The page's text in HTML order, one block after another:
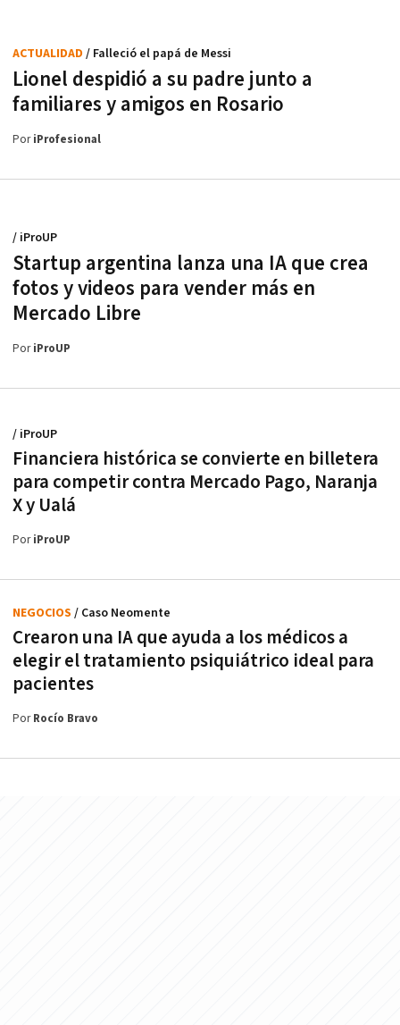
Lionel despidió a su padre junto a
familiares y amigos en Rosario
ACTUALIDAD / Falleció el papá de Messi
PoriProfesional
Startup argentina lanza una IA que crea
fotos y videos para vender más en
Mercado Libre
/ iProUP
PoriProUP
Financiera histórica se convierte en billetera
para competir contra Mercado Pago, Naranja
X y Ualá
/ iProUP
PoriProUP
Crearon una IA que ayuda a los médicos a
elegir el tratamiento psiquiátrico ideal para
pacientes
NEGOCIOS / Caso Neomente
PorRocío Bravo